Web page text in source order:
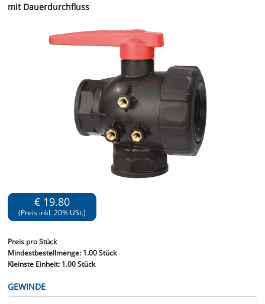
mit Dauerdurchfluss
€ 19.80
(Preis inkl. 20% USt.)
Preis pro Stück
Mindestbestellmenge: 1.00 Stück
Kleinste Einheit:1.00 Stück
GEWINDE